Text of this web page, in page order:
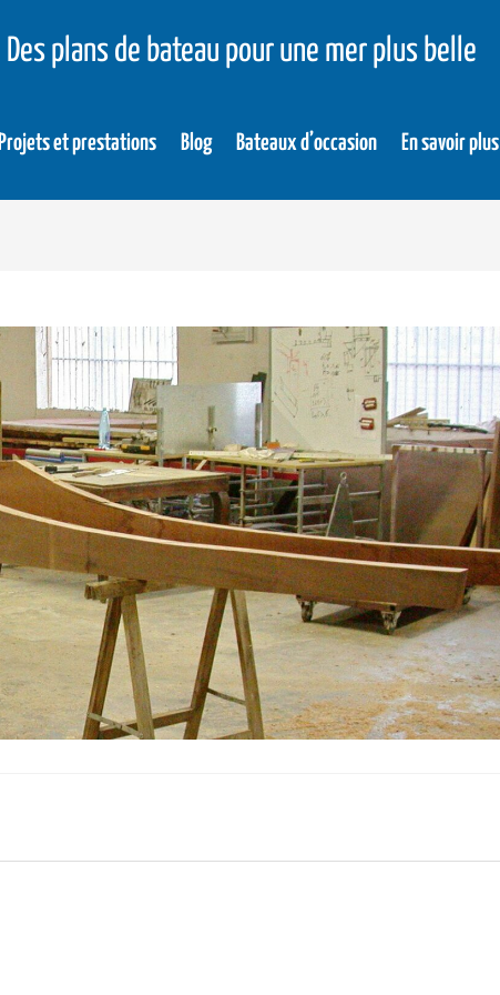
Des plans de bateau pour une mer plus belle
Projets et prestations Blog Bateaux d’occasion En savoir plus